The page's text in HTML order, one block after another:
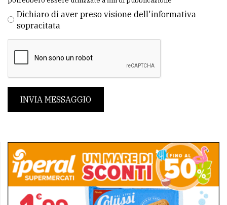
Dichiaro di aver preso visione dell'informativa
sopracitata
INVIA MESSAGGIO